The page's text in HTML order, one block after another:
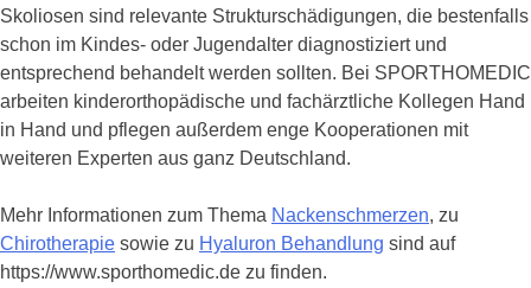
Skoliosen sind relevante Strukturschädigungen, die bestenfalls
schon im Kindes- oder Jugendalter diagnostiziert und
entsprechend behandelt werden sollten. Bei SPORTHOMEDIC
arbeiten kinderorthopädische und fachärztliche Kollegen Hand
in Hand und pflegen außerdem enge Kooperationen mit
weiteren Experten aus ganz Deutschland.
Mehr Informationen zum Thema Nackenschmerzen, zu
Chirotherapie sowie zu Hyaluron Behandlung sind auf
https://www.sporthomedic.de zu finden.